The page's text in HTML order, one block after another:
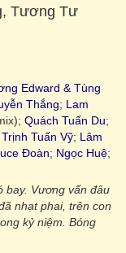
Tương Tư
Edward & Tùng
Thắng; Lam
Quách Tuấn Du;
Trịnh Tuấn Vỹ; Lâm
Đoàn; Ngọc Huệ;
bay. Vương vấn đâu
nhạt phai, trên con
kỷ niệm. Bóng